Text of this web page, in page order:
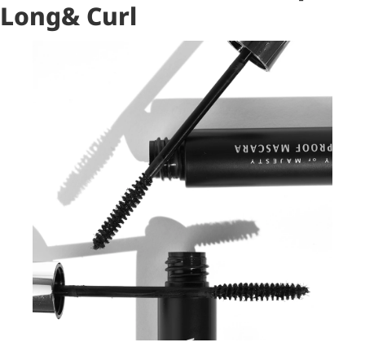
Long& Curl